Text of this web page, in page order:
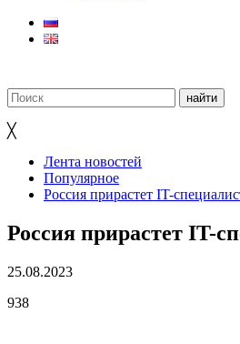
╳
Лента новостей
Популярное
Россия прирастет IT-
Россия прирастет IT-
25.08.2023
938